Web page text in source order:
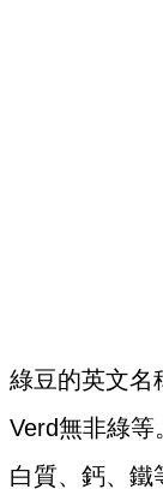
綠豆的英文名
Verd無非綠
白質、鈣、鐵